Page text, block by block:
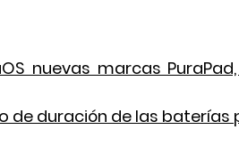
nuevas marcas
duración de las baterías